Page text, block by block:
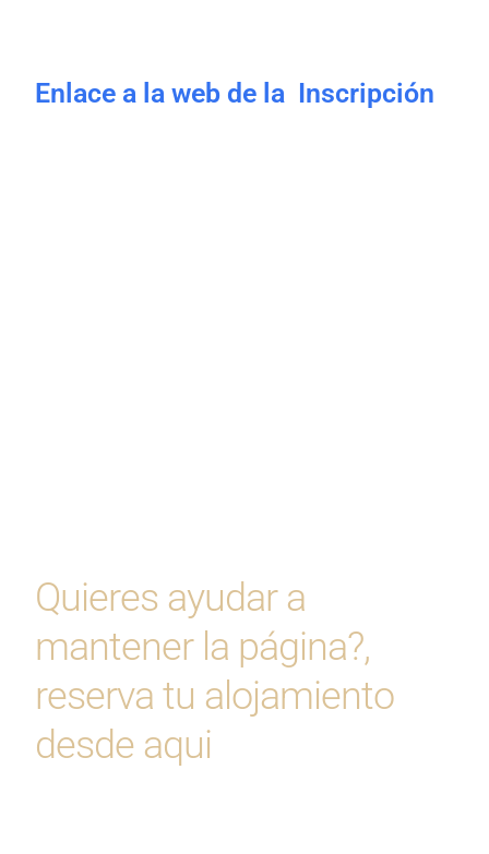
Enlace a la web de la Inscripción
Quieres ayudar a
mantener la página?,
reserva tu alojamiento
desde aqui